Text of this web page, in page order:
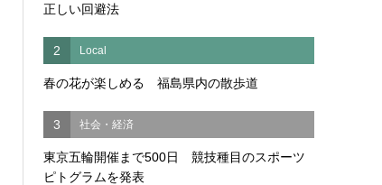
正しい回避法
2 Local
春の花が楽しめる 福島県内の散歩道
3 社会・経済
東京五輪開催まで500日 競技種目のスポーツ
ピトグラムを発表